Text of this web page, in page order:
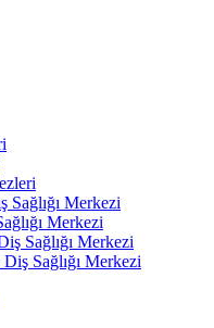
Sağlığı Merkezi
Merkezi
Sağlığı Merkezi
Sağlığı Merkezi